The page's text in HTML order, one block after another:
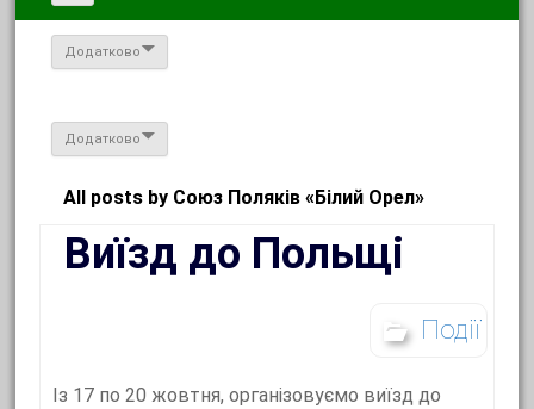
Додатково
Додатково
All posts by Союз Поляків «Білий Орел»
Виїзд до Польщі
Події
Із 17 по 20 жовтня, організовуємо виїзд до